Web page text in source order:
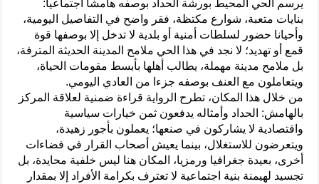
يرسم الحي المحيط بورشة الحداد بوصفه هامشا اجتماعيا:
بنايات متعبة، شوارع مكتظة، فقر واضح في التفاصيل اليومية،
وأحيانا حضور لسلطات أمنية أو بلدية لا تدخل إلا بوصفها قوة
قمع أو تهديد؛ لا نجد في هذا الحي ملامح المدينة الحديثة المترفة،
بل ملامح مدينة مهملة، يطالب أهلها بأبسط مقومات الحياة،
ويتعاملون مع العنف بوصفه جزءا من العادي اليومي.
من خلال هذا المكان، تطرح الرواية قراءة ضمنية لعلاقة المركز
بالهامش: الحداد وأمثاله يدفعون ثمن خيارات سياسية
واقتصادية لا يشاركون في صنعها؛ يعملون بأجور زهيدة،
ويتعرضون للاستغلال، بينما يعيش أصحاب القرار في فضاءات
أخرى، بعيدة جغرافيا ورمزيا، المكان هنا ليس خلفية محايدة، بل
تجسيد لهيمنة بنية اجتماعية لا تعترف بكرامة الأفراد إلا بمقدار